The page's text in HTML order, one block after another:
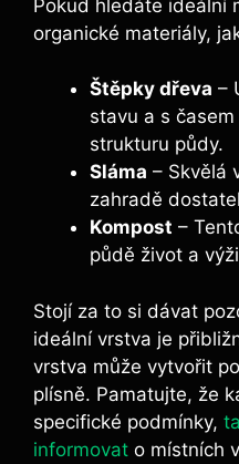
Pokud hledáte ideální
organické materiály,
Štěpky dřeva –
stavu a s
strukturu půdy.
Sláma – Skvělá
zahradě
Kompost –
půdě život a
Stojí za to si dávat
ideální vrstva je
vrstva může vytvořit
plísně. Pamatujte, že
specifické podmínky,
informovat o místních